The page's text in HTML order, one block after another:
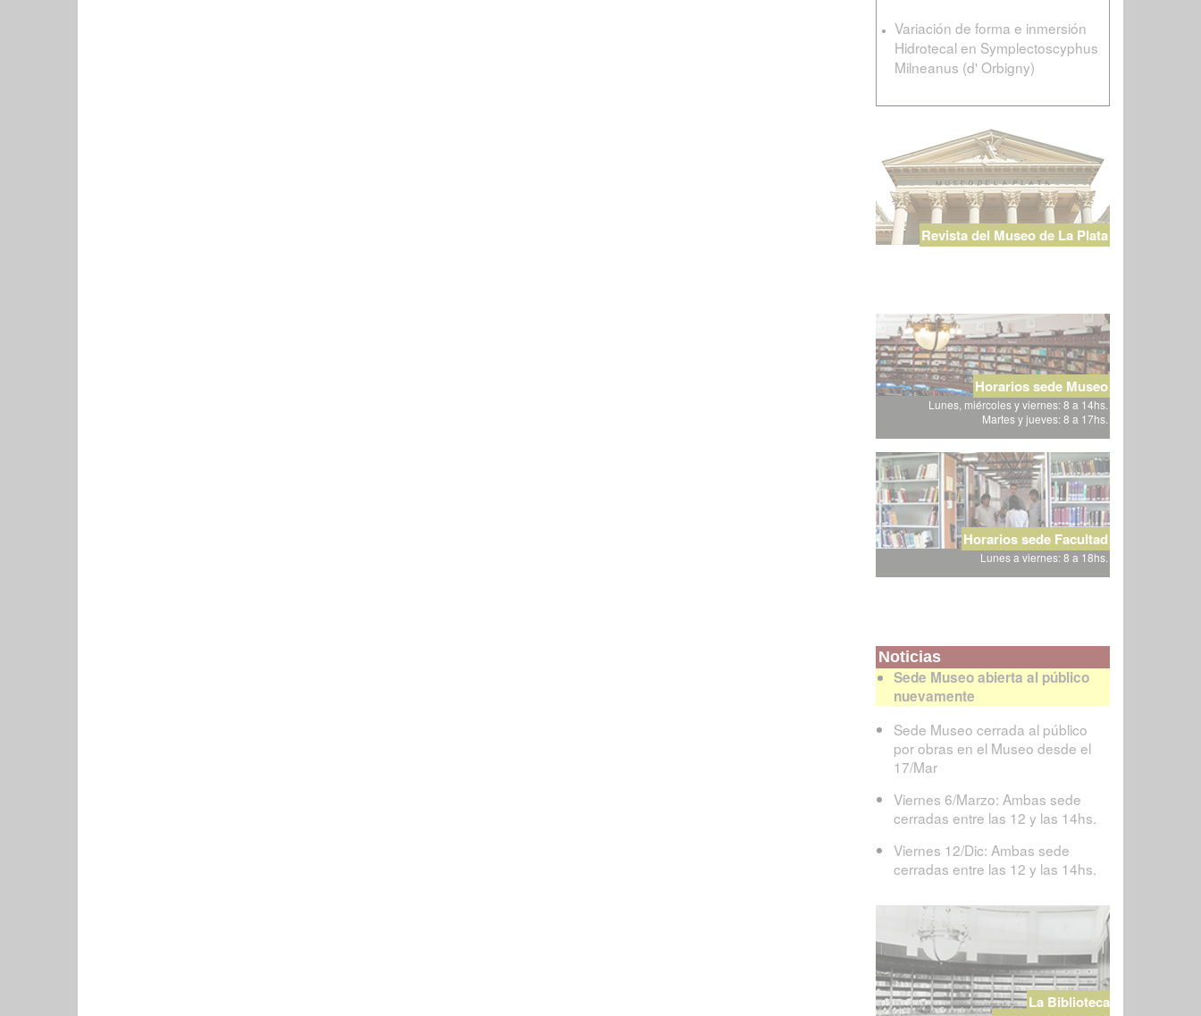
Variación de forma e inmersión
Hidrotecal en Symplectoscyphus
Milneanus (d' Orbigny)
Revista del Museo de La Plata
Horarios sede Museo
Lunes, miércoles y viernes: 8 a 14hs.
Martes y jueves: 8 a 17hs.
Horarios sede Facultad
Lunes a viernes: 8 a 18hs.
Noticias
Sede Museo abierta al público
nuevamente
Sede Museo cerrada al público
por obras en el Museo desde el
17/Mar
Viernes 6/Marzo: Ambas sede
cerradas entre las 12 y las 14hs.
Viernes 12/Dic: Ambas sede
cerradas entre las 12 y las 14hs.
La Biblioteca